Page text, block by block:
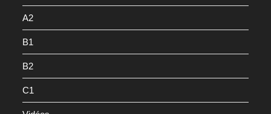
A2
B1
B2
C1